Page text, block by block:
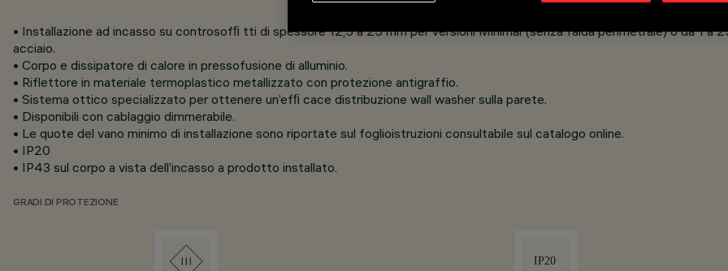
• Installazione ad incasso su controsofﬁ tti di spessore 12,5 a 25 mm per versioni Minimal (senza falda perimetrale) o da 1 a
acciaio.
• Corpo e dissipatore di calore in pressofusione di alluminio.
• Riflettore in materiale termoplastico metallizzato con protezione antigraffio.
• Sistema ottico specializzato per ottenere un’efﬁ cace distribuzione wall washer sulla parete.
• Disponibili con cablaggio dimmerabile.
• Le quote del vano minimo di installazione sono riportate sul foglioistruzioni consultabile sul catalogo online.
• IP20
• IP43 sul corpo a vista dell’incasso a prodotto installato.
GRADI DI PROTEZIONE